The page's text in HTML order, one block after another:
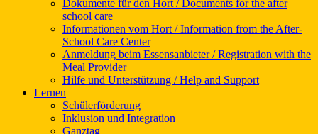
Dokumente für den Hort / Documents for the after
school care
Informationen vom Hort / Information from the After-
School Care Center
Anmeldung beim Essensanbieter / Registration with the
Meal Provider
Hilfe und Unterstützung / Help and Support
Lernen
Schülerförderung
Inklusion und Integration
Ganztag